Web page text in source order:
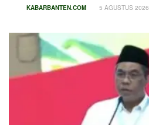
KABARBANTEN.COM 5 AGUSTUS 2026